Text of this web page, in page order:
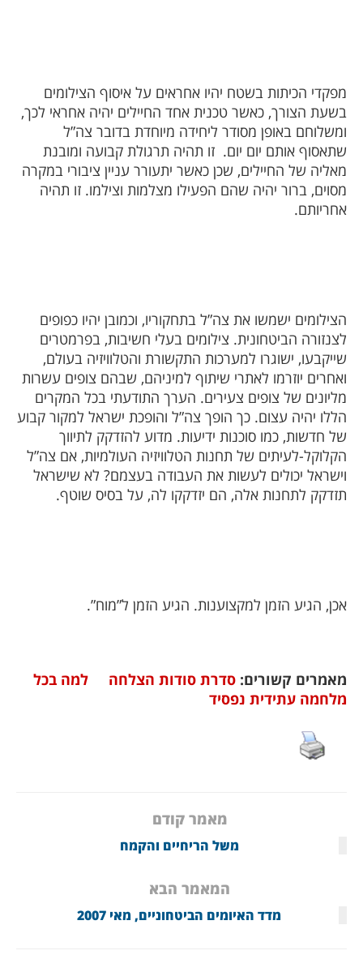
מפקדי הכיתות בשטח יהיו אחראים על איסוף הצילומים
בשעת הצורך, כאשר טכנית אחד החיילים יהיה אחראי לכך,
ומשלוחם באופן מסודר ליחידה מיוחדת בדובר צה”ל
שתאסוף אותם יום יום. זו תהיה תרגולת קבועה ומובנת
מאליה של החיילים, שכן כאשר יתעורר עניין ציבורי במקרה
מסוים, ברור יהיה שהם הפעילו מצלמות וצילמו. זו תהיה
אחריותם.
הצילומים ישמשו את צה”ל בתחקוריו, וכמובן יהיו כפופים
לצנזורה הביטחונית. צילומים בעלי חשיבות, בפרמטרים
שייקבעו, ישוגרו למערכות התקשורת והטלוויזיה בעולם,
ואחרים יוזרמו לאתרי שיתוף למיניהם, שבהם צופים עשרות
מליונים של צופים צעירים. הערך התודעתי בכל המקרים
הללו יהיה עצום. כך הופך צה”ל והופכת ישראל למקור קבוע
של חדשות, כמו סוכנות ידיעות. מדוע להזדקק לתיווך
הקלוקל-לעיתים של תחנות הטלוויזיה העולמיות, אם צה”ל
וישראל יכולים לעשות את העבודה בעצמם? לא שישראל
תזדקק לתחנות אלה, הם יזדקקו לה, על בסיס שוטף.
אכן, הגיע הזמן למקצוענות. הגיע הזמן ל”מוח”.
מאמרים קשורים: סדרת סודות הצלחה
למה בכל
מלחמה עתידית נפסיד
מאמר קודם
משל הריחיים והקמח
המאמר הבא
מדד האיומים הביטחוניים, מאי 2007